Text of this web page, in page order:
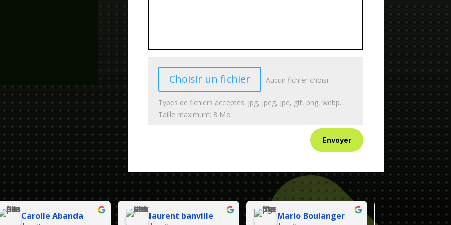
Choisir un fichier Aucun fichier choisi
Types de fichiers acceptés: jpg, jpeg, jpe, gif, png, webp.
Taille maximum: 8 Mo
Envoyer
Carolle Abanda laurent banville Mario Boulanger